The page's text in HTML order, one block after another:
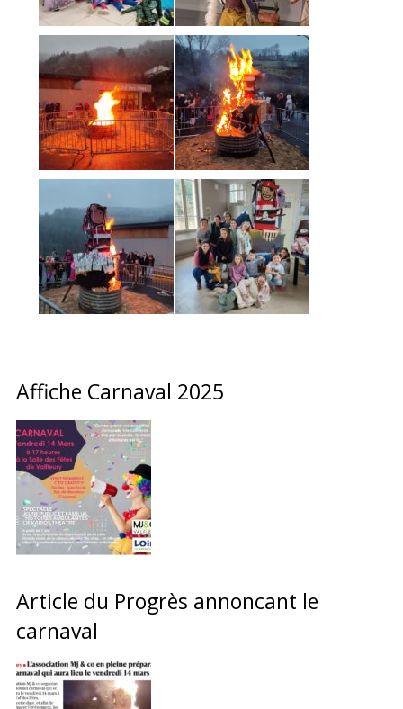
Affiche Carnaval 2025
Article du Progrès annoncant le
carnaval